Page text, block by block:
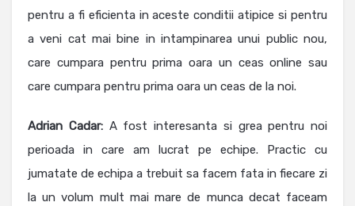
pentru a fi eficienta in aceste conditii atipice si pentru
a veni cat mai bine in intampinarea unui public nou,
care cumpara pentru prima oara un ceas online sau
care cumpara pentru prima oara un ceas de la noi.
Adrian Cadar:A fost interesanta si grea pentru noi
perioada in care am lucrat pe echipe. Practic cu
jumatate de echipa a trebuit sa facem fata in fiecare zi
la un volum mult mai mare de munca decat faceam